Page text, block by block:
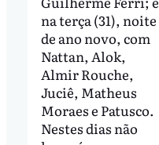
na terça (31), noite
de ano novo, com
Nattan, Alok,
Almir Rouche,
Juciê, Matheus
Moraes e Patusco.
Nestes dias não